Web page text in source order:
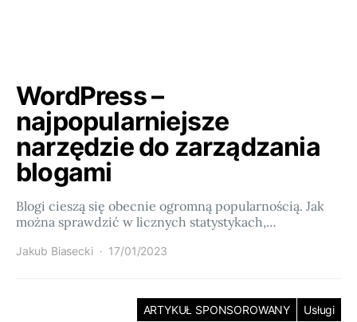
WordPress –
najpopularniejsze
narzędzie do zarządzania
blogami
Blogi cieszą się obecnie ogromną popularnością. Jak
można sprawdzić w licznych statystykach,…
Jakub Biasecki 17/01/2023
ARTYKUŁ SPONSOROWANY Usługi